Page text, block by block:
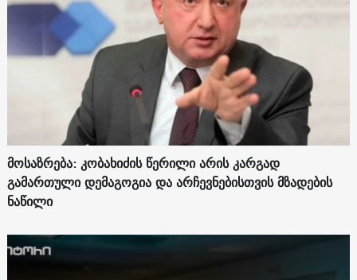
მოსაზრება: კობახიძის წერილი არის კარგად
გამართული დემაგოგია და არჩევნებისთვის მზადების
ნაწილი